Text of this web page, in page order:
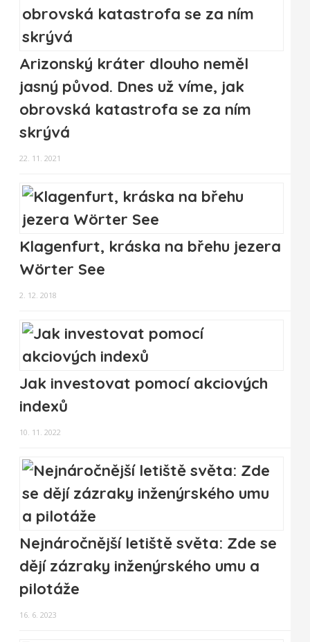
Arizonský kráter dlouho neměl
jasný původ. Dnes už víme, jak
obrovská katastrofa se za ním
skrývá
22. 11. 2021
Klagenfurt, kráska na břehu jezera
Wörter See
2. 12. 2018
Jak investovat pomocí akciových
indexů
10. 11. 2022
Nejnáročnější letiště světa: Zde se
dějí zázraky inženýrského umu a
pilotáže
16. 6. 2023